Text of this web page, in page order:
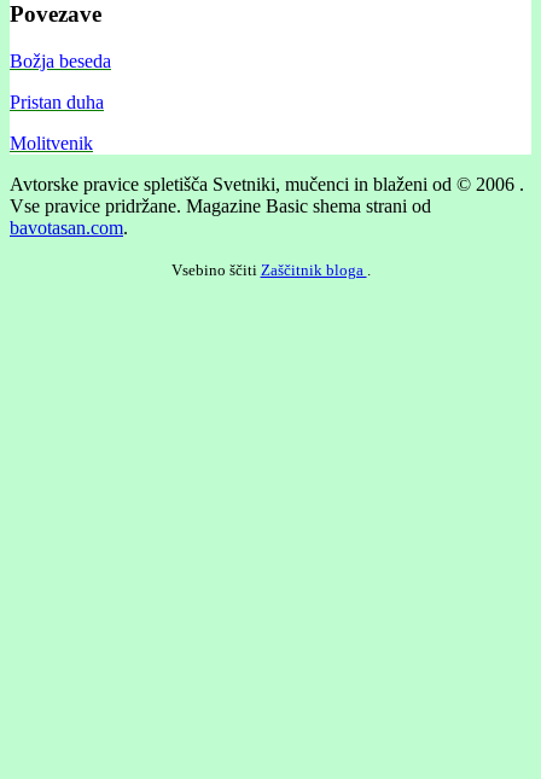
Povezave
Božja beseda
Pristan duha
Molitvenik
Avtorske pravice spletišča Svetniki, mučenci in blaženi od © 2006 .
Vse pravice pridržane. Magazine Basic shema strani od
bavotasan.com.
Vsebino ščiti Zaščitnik bloga